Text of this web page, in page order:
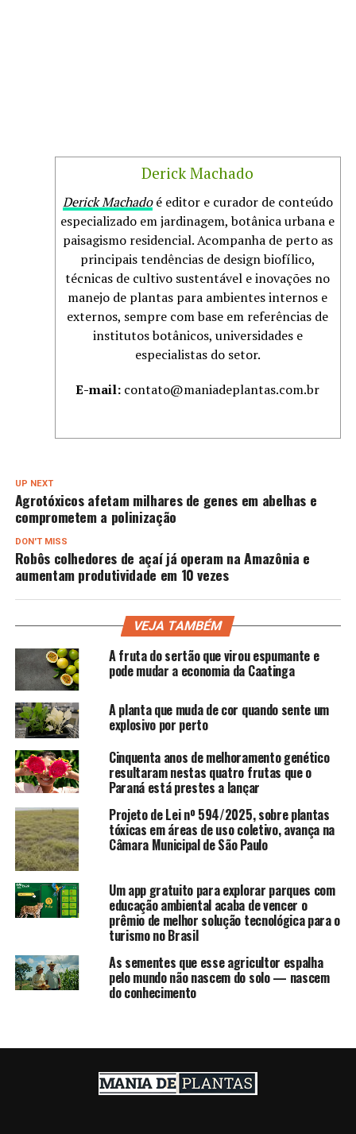
Derick Machado
Derick Machadoé editor e curador de conteúdo
especializado em jardinagem, botânica urbana e
paisagismo residencial. Acompanha de perto as
principais tendências de design biofílico,
técnicas de cultivo sustentável e inovações no
manejo de plantas para ambientes internos e
externos, sempre com base em referências de
institutos botânicos, universidades e
especialistas do setor.
E-mail: contato@maniadeplantas.com.br
UP NEXT
Agrotóxicos afetam milhares de genes em abelhas e
comprometem a polinização
DON'T MISS
Robôs colhedores de açaí já operam na Amazônia e
aumentam produtividade em 10 vezes
VEJA TAMBÉM
A fruta do sertão que virou espumante e
pode mudar a economia da Caatinga
A planta que muda de cor quando sente um
explosivo por perto
Cinquenta anos de melhoramento genético
resultaram nestas quatro frutas que o
Paraná está prestes a lançar
Projeto de Lei nº 594/2025, sobre plantas
tóxicas em áreas de uso coletivo, avança na
Câmara Municipal de São Paulo
Um app gratuito para explorar parques com
educação ambiental acaba de vencer o
prêmio de melhor solução tecnológica para o
turismo no Brasil
As sementes que esse agricultor espalha
pelo mundo não nascem do solo — nascem
do conhecimento